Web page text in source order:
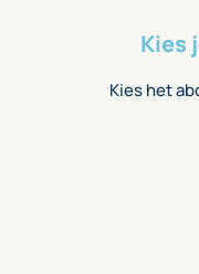
Kies
Kies het